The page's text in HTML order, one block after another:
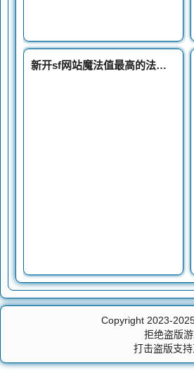
新开sf网站魔法值最高的法师神兵魔15骨玉权杖
Copyright 2023-
拒绝盗版
打击盗版支